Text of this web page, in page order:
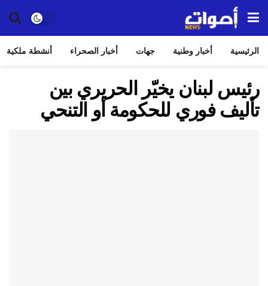
الرئيسية أخبار وطنية جهات أخبار الصحراء أنشطة ملكية
رئيس لبنان يخيّر الحريري بين
تأليف فوري للحكومة أو التنحي